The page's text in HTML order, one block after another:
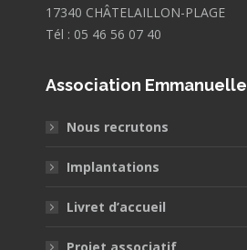
17340 CHÂTELAILLON-PLAGE
Tél : 05 46 56 07 40
Association Emmanuelle
Nous recrutons
Implantations
Livret d’accueil